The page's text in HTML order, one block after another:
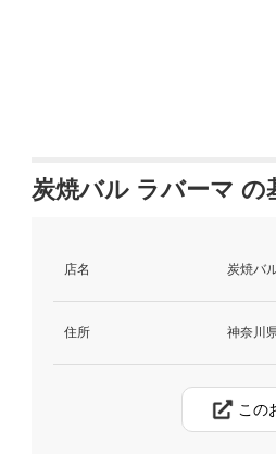
炭焼バル ラバーマ の
店名 炭焼バ
住所 神奈川
この